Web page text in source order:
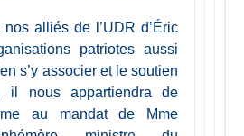
alliés de l’UDR d’Éric
patriotes aussi
s’y associer et le soutien
il nous appartiendra de
au mandat de Mme